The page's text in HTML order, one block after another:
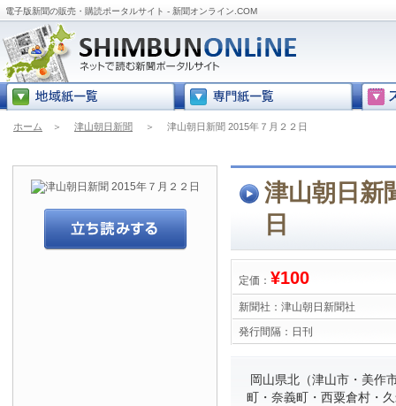
電子版新聞の販売・購読ポータルサイト - 新聞オンライン.COM
ホーム ＞ 津山朝日新聞 ＞ 津山朝日新聞 2015年７月２２日
津山朝日新
日
定価： ¥100
新聞社： 津山朝日新聞社
発行間隔： 日刊
岡山県北（津山市・美作
町・奈義町・西粟倉村・